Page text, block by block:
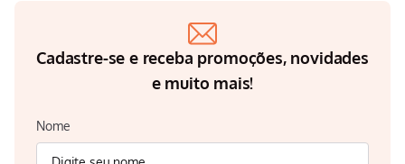
Cadastre-se e receba promoções, novidades
e muito mais!
Nome